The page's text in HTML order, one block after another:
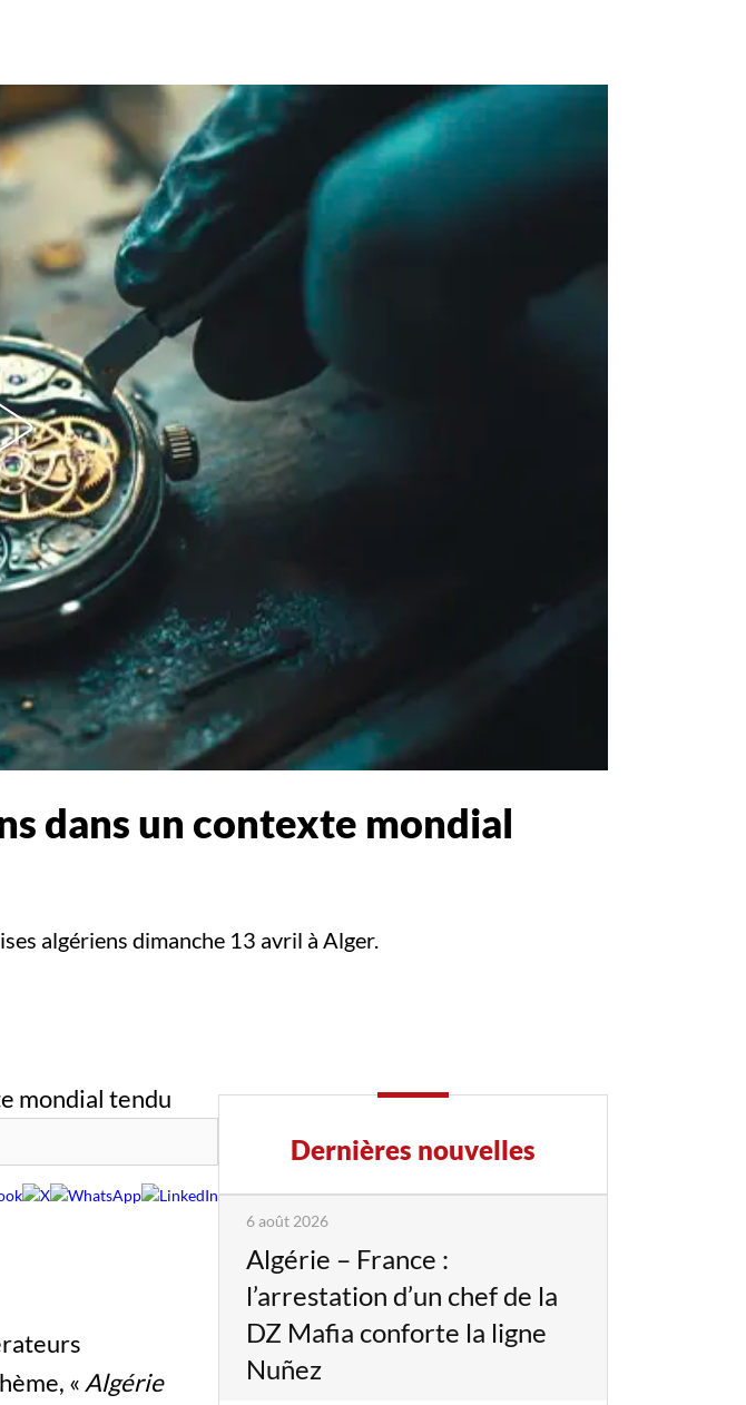
dans un contexte mondial
algériens dimanche 13 avril à Alger.
« Algérie
Dernières nouvelles
6 août 2026
Algérie – France :
l’arrestation d’un chef de la
DZ Mafia conforte la ligne
Nuñez